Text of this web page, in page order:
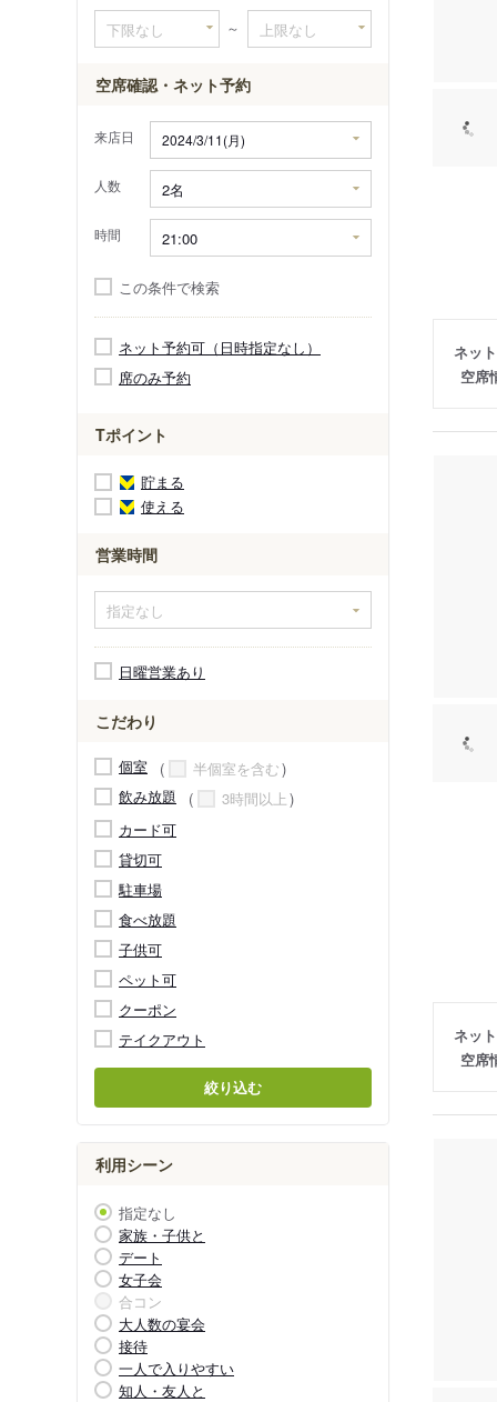
～
空席確認・ネット予約
来店日
人数
時間
この条件で検索
ネット予約可（日時指定なし）
席のみ予約
Tポイント
貯まる
使える
営業時間
日曜営業あり
こだわり
個室
半個室を含む
飲み放題
3時間以上
カード可
貸切可
駐車場
食べ放題
子供可
ペット可
クーポン
テイクアウト
絞り込む
利用シーン
指定なし
家族・子供と
デート
女子会
合コン
大人数の宴会
接待
一人で入りやすい
知人・友人と
ネッ
空席
ネッ
空席